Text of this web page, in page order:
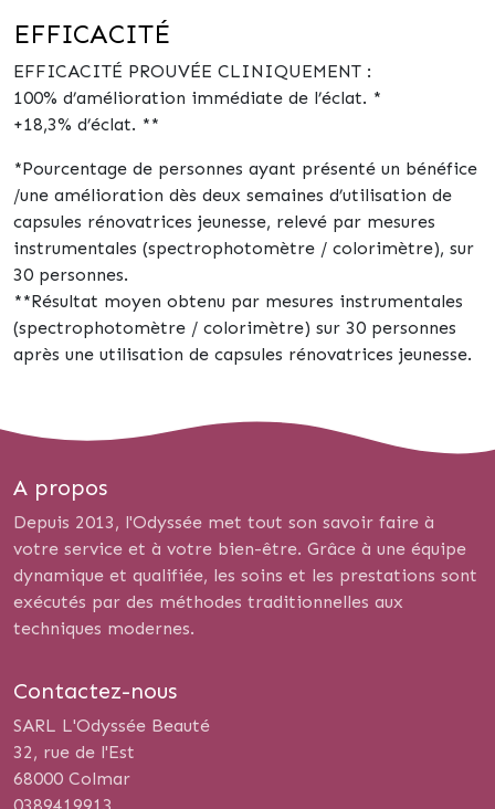
EFFICACITÉ
EFFICACITÉ PROUVÉE CLINIQUEMENT :
100% d’amélioration immédiate de l’éclat. *
+18,3% d’éclat. **
*Pourcentage de personnes ayant présenté un bénéfice
/une amélioration dès deux semaines d’utilisation de
capsules rénovatrices jeunesse, relevé par mesures
instrumentales (spectrophotomètre / colorimètre), sur
30 personnes.
**Résultat moyen obtenu par mesures instrumentales
(spectrophotomètre / colorimètre) sur 30 personnes
après une utilisation de capsules rénovatrices jeunesse.
A propos
Depuis 2013, l'Odyssée met tout son savoir faire à
votre service et à votre bien-être. Grâce à une équipe
dynamique et qualifiée, les soins et les prestations sont
exécutés par des méthodes traditionnelles aux
techniques modernes.
Contactez-nous
SARL L'Odyssée Beauté
32, rue de l'Est
68000 Colmar